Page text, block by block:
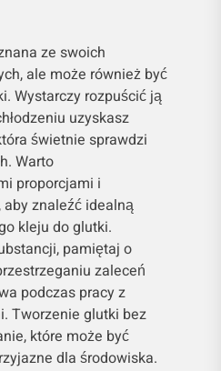
ze swoich
ale może również być
Wystarczy rozpuścić ją
uzyskasz
świetnie sprawdzi
Warto
proporcjami i
znaleźć idealną
kleju do glutki.
pamiętaj o
zaleceń
podczas pracy z
Tworzenie glutki bez
które może być
dla środowiska.